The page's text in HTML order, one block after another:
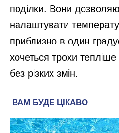
поділки. Вони
налаштувати
приблизно в один
хочеться трохи
без різких змін.